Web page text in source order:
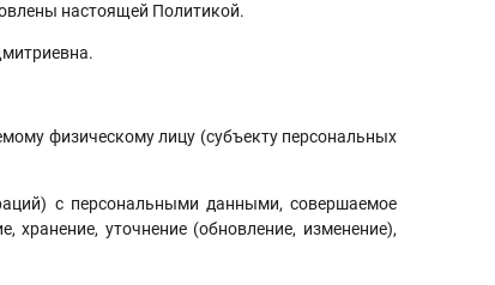
настоящей Политикой.
физическому лицу (субъекту персональных
с персональными данными, совершаемое
хранение, уточнение (обновление, изменение),